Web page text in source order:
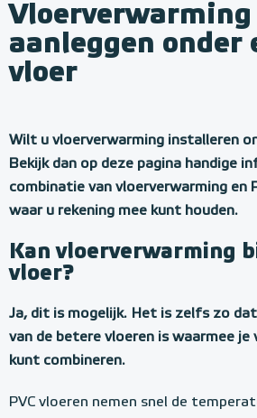
Vloerverwarming
aanleggen onder
vloer
Wilt u vloerverwarming installeren
Bekijk dan op deze pagina handige
combinatie van vloerverwarming en
waar u rekening mee kunt houden.
Kan vloerverwarming
vloer?
Ja, dit is mogelijk. Het is zelfs zo dat
van de betere vloeren is waarmee je
kunt combineren.
PVC vloeren nemen snel de